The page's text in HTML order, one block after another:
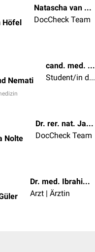
Höfel
Natascha van den Höfel
DocCheck Team
Nemati
cand. med. Sahand Nemati
Student/in der Humanmedizin
Nolte
Dr. rer. nat. Janica Nolte
DocCheck Team
Dr. med. Ibrahim Güler
Arzt | Ärztin